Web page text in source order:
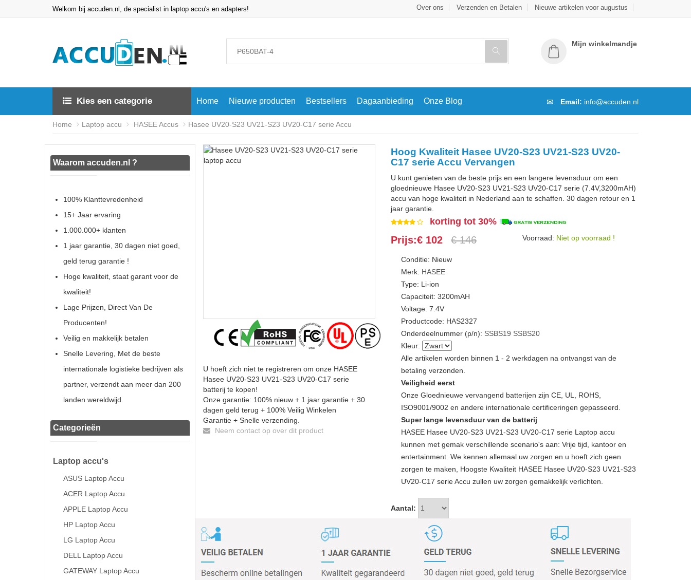
Welkom bij accuden.nl, de specialist in laptop accu's en adapters! Over ons Verzenden en Betalen Nieuwe artikelen voor augustus
Mijn winkelmandje
Kies een categorie Home Nieuwe producten Bestsellers Dagaanbieding Onze Blog Email: info@accuden.nl
Home Laptop accu HASEE Accus Hasee UV20-S23 UV21-S23 UV20-C17 serie Accu
Waarom accuden.nl ?
100% Klanttevredenheid
15+ Jaar ervaring
1.000.000+ klanten
1 jaar garantie, 30 dagen niet goed,
geld terug garantie !
Hoge kwaliteit, staat garant voor de
kwaliteit!
Lage Prijzen, Direct Van De
Producenten!
Veilig en makkelijk betalen
Snelle Levering, Met de beste
internationale logistieke bedrijven als
partner, verzendt aan meer dan 200
landen wereldwijd.
Categorieën
Laptop accu's
ASUS Laptop Accu
ACER Laptop Accu
APPLE Laptop Accu
HP Laptop Accu
LG Laptop Accu
DELL Laptop Accu
GATEWAY Laptop Accu
U hoeft zich niet te registreren om onze HASEE
Hasee UV20-S23 UV21-S23 UV20-C17 serie
batterij te kopen!
Onze garantie: 100% nieuw + 1 jaar garantie + 30
dagen geld terug + 100% Veilig Winkelen
Garantie + Snelle verzending.
Neem contact op over dit product
Hoog Kwaliteit Hasee UV20-S23 UV21-S23 UV20-
C17 serie Accu Vervangen
U kunt genieten van de beste prijs en een langere levensduur om een
gloednieuwe Hasee UV20-S23 UV21-S23 UV20-C17 serie (7.4V,3200mAH)
accu van hoge kwaliteit in Nederland aan te schaffen. 30 dagen retour en 1
jaar garantie.
korting tot 30%
Prijs:€ 102 € 146 Voorraad: Niet op voorraad !
Conditie: Nieuw
Merk: HASEE
Type: Li-ion
Capaciteit: 3200mAH
Voltage: 7.4V
Productcode: HAS2327
Onderdeelnummer (p/n): SSBS19 SSBS20
Kleur:
Alle artikelen worden binnen 1 - 2 werkdagen na ontvangst van de
betaling verzonden.
Veiligheid eerst
Onze Gloednieuwe vervangend batterijen zijn CE, UL, ROHS,
ISO9001/9002 en andere internationale certificeringen gepasseerd.
Super lange levensduur van de batterij
HASEE Hasee UV20-S23 UV21-S23 UV20-C17 serie Laptop accu
kunnen met gemak verschillende scenario's aan: Vrije tijd, kantoor en
entertainment. We kennen allemaal uw zorgen en u hoeft zich geen
zorgen te maken, Hoogste Kwaliteit HASEE Hasee UV20-S23 UV21-S23
UV20-C17 serie Accu zullen uw zorgen gemakkelijk verlichten.
Aantal: